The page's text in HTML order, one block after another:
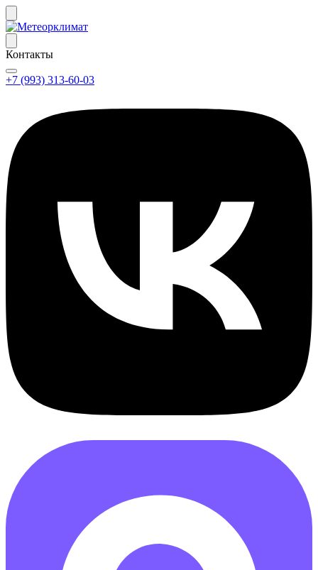
Контакты
+7 (993) 313-60-03